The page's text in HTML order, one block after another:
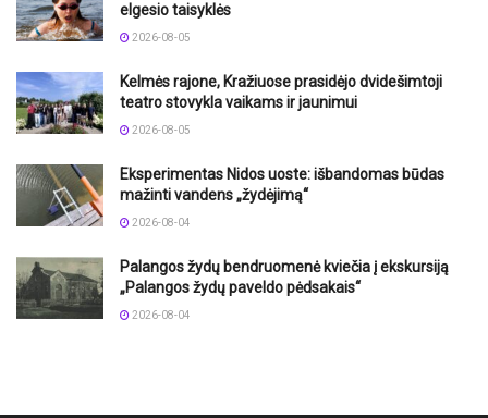
elgesio taisyklės
2026-08-05
Kelmės rajone, Kražiuose prasidėjo dvidešimtoji
teatro stovykla vaikams ir jaunimui
2026-08-05
Eksperimentas Nidos uoste: išbandomas būdas
mažinti vandens „žydėjimą“
2026-08-04
Palangos žydų bendruomenė kviečia į ekskursiją
„Palangos žydų paveldo pėdsakais“
2026-08-04